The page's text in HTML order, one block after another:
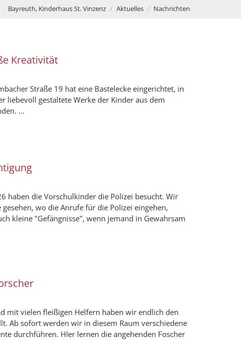
Bayreuth, Kinderhaus St. Vinzenz Aktuelles Nachrichten
Kreativität
Straße 19 hat eine Bastelecke eingerichtet, in
liebevoll gestaltete Werke der Kinder aus dem
...
haben die Vorschulkinder die Polizei besucht. Wir
wo die Anrufe für die Polizei eingehen,
kleine "Gefängnisse", wenn jemand in Gewahrsam
mit vielen fleißigen Helfern haben wir endlich den
Ab sofort werden wir in diesem Raum verschiedene
durchführen. HIer lernen die angehenden Foscher